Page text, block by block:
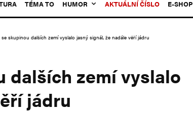
TÉMA TO HUMOR AKTUÁLNÍ ČÍSLO E-SHOP
skupinou dalších zemí vyslalo jasný signál, že nadále věří jádru
dalších zemí vyslalo
jádru